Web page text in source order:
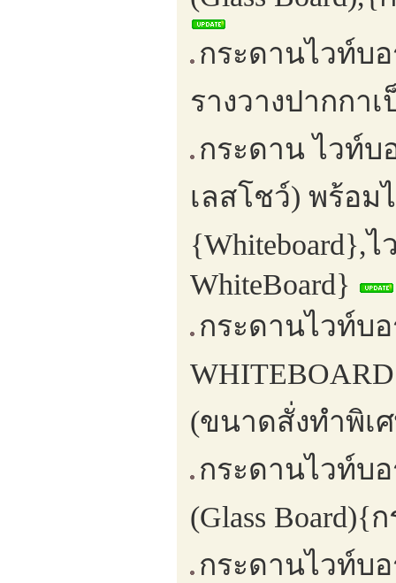
กระดานไวท์บ
รางวางปากกาเ
กระดาน ไวท์
เลสโชว์) พร้อ
{Whiteboard},
WhiteBoard}
กระดานไวท์บ
(ขนาดสั่งทำพิเ
กระดานไวท์บ
(Glass
กระดานไวท์บ